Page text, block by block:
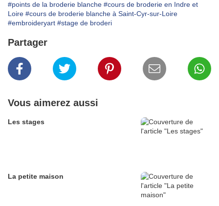
#points de la broderie blanche #cours de broderie en Indre et
Loire #cours de broderie blanche à Saint-Cyr-sur-Loire
#embroideryart #stage de broderi
Partager
Vous aimerez aussi
Les stages
La petite maison